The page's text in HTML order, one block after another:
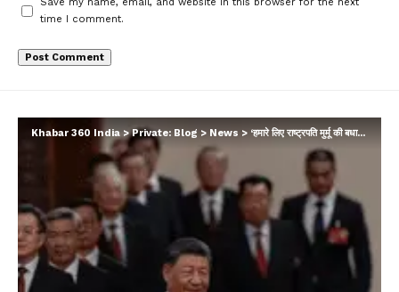
Save my name, email, and website in this browser for the next
time I comment.
Khabar 360 India >Private: Blog > News > ‘हमारे लिए राष्ट्रपति मुर्मू की बधाई महत्वपूर्ण’, चीन ने की तारीफ; गलवान घाटी का भी किया जिक्र…